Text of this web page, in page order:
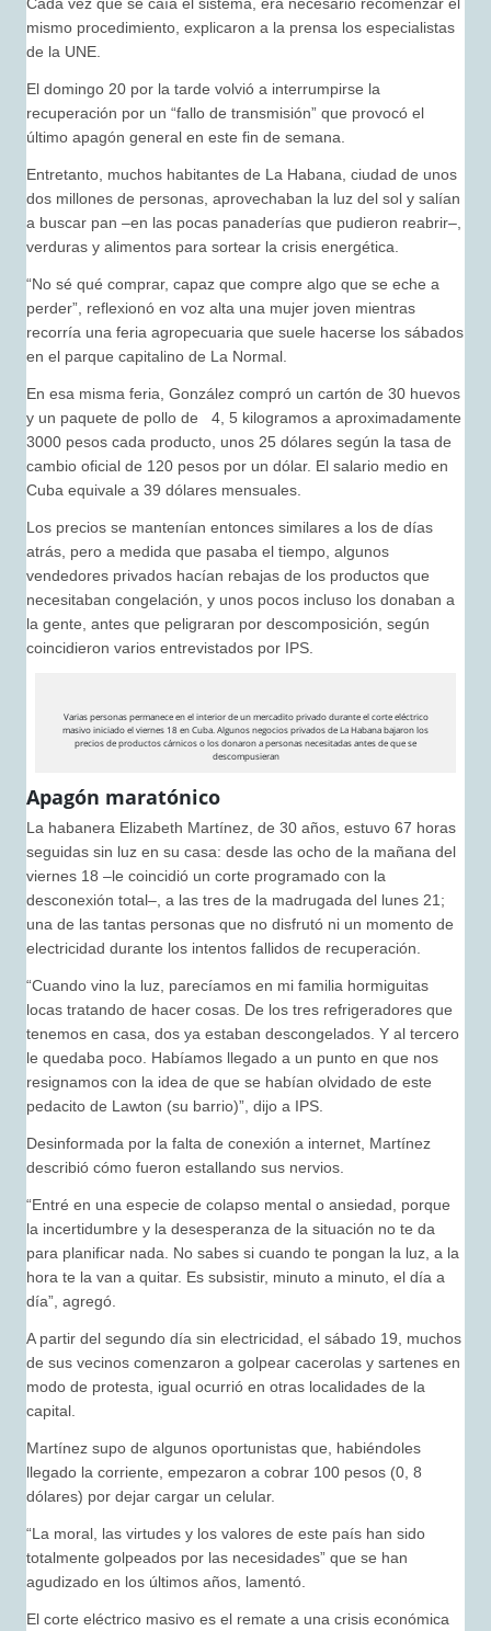
mismo procedimiento, explicaron a la prensa los especialistas
de la UNE.
El domingo 20 por la tarde volvió a interrumpirse la
recuperación por un “fallo de transmisión” que provocó el
último apagón general en este fin de semana.
Entretanto, muchos habitantes de La Habana, ciudad de unos
dos millones de personas, aprovechaban la luz del sol y salían
a buscar pan –en las pocas panaderías que pudieron reabrir–,
verduras y alimentos para sortear la crisis energética.
“No sé qué comprar, capaz que compre algo que se eche a
perder”, reflexionó en voz alta una mujer joven mientras
recorría una feria agropecuaria que suele hacerse los sábados
en el parque capitalino de La Normal.
En esa misma feria, González compró un cartón de 30 huevos
y un paquete de pollo de 4, 5 kilogramos a aproximadamente
3000 pesos cada producto, unos 25 dólares según la tasa de
cambio oficial de 120 pesos por un dólar. El salario medio en
Cuba equivale a 39 dólares mensuales.
Los precios se mantenían entonces similares a los de días
atrás, pero a medida que pasaba el tiempo, algunos
vendedores privados hacían rebajas de los productos que
necesitaban congelación, y unos pocos incluso los donaban a
la gente, antes que peligraran por descomposición, según
coincidieron varios entrevistados por IPS.
Varias personas permanece en el interior de un mercadito privado durante el corte eléctrico
masivo iniciado el viernes 18 en Cuba. Algunos negocios privados de La Habana bajaron los
precios de productos cárnicos o los donaron a personas necesitadas antes de que se
descompusieran
Apagón maratónico
La habanera Elizabeth Martínez, de 30 años, estuvo 67 horas
seguidas sin luz en su casa: desde las ocho de la mañana del
viernes 18 –le coincidió un corte programado con la
desconexión total–, a las tres de la madrugada del lunes 21;
una de las tantas personas que no disfrutó ni un momento de
electricidad durante los intentos fallidos de recuperación.
“Cuando vino la luz, parecíamos en mi familia hormiguitas
locas tratando de hacer cosas. De los tres refrigeradores que
tenemos en casa, dos ya estaban descongelados. Y al tercero
le quedaba poco. Habíamos llegado a un punto en que nos
resignamos con la idea de que se habían olvidado de este
pedacito de Lawton (su barrio)”, dijo a IPS.
Desinformada por la falta de conexión a internet, Martínez
describió cómo fueron estallando sus nervios.
“Entré en una especie de colapso mental o ansiedad, porque
la incertidumbre y la desesperanza de la situación no te da
para planificar nada. No sabes si cuando te pongan la luz, a la
hora te la van a quitar. Es subsistir, minuto a minuto, el día a
día”, agregó.
A partir del segundo día sin electricidad, el sábado 19, muchos
de sus vecinos comenzaron a golpear cacerolas y sartenes en
modo de protesta, igual ocurrió en otras localidades de la
capital.
Martínez supo de algunos oportunistas que, habiéndoles
llegado la corriente, empezaron a cobrar 100 pesos (0, 8
dólares) por dejar cargar un celular.
“La moral, las virtudes y los valores de este país han sido
totalmente golpeados por las necesidades” que se han
agudizado en los últimos años, lamentó.
El corte eléctrico masivo es el remate a una crisis económica